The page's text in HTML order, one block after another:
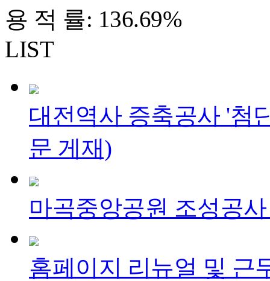
용 적 률: 136.69%
LIST
대전역사 증축공사 '첨
문 게재)
마곡중앙공원 조성공
홈페이지 리뉴얼 및 근